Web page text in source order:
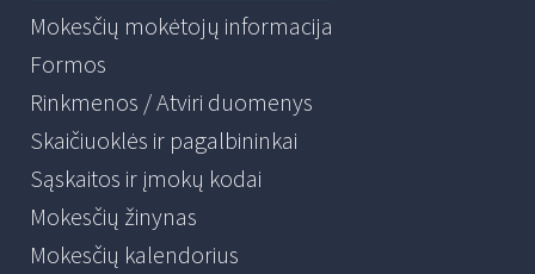
Mokesčių mokėtojų informacija
Formos
Rinkmenos / Atviri duomenys
Skaičiuoklės ir pagalbininkai
Sąskaitos ir įmokų kodai
Mokesčių žinynas
Mokesčių kalendorius